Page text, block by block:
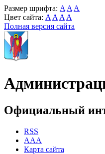
Размер шрифта: A A A
Цвет сайта: A A A A
Полная версия сайта
Официальный
RSS
AAA
Карта сайта